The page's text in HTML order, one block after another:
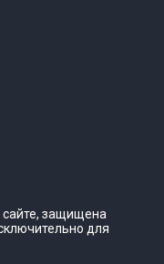
защищена
для